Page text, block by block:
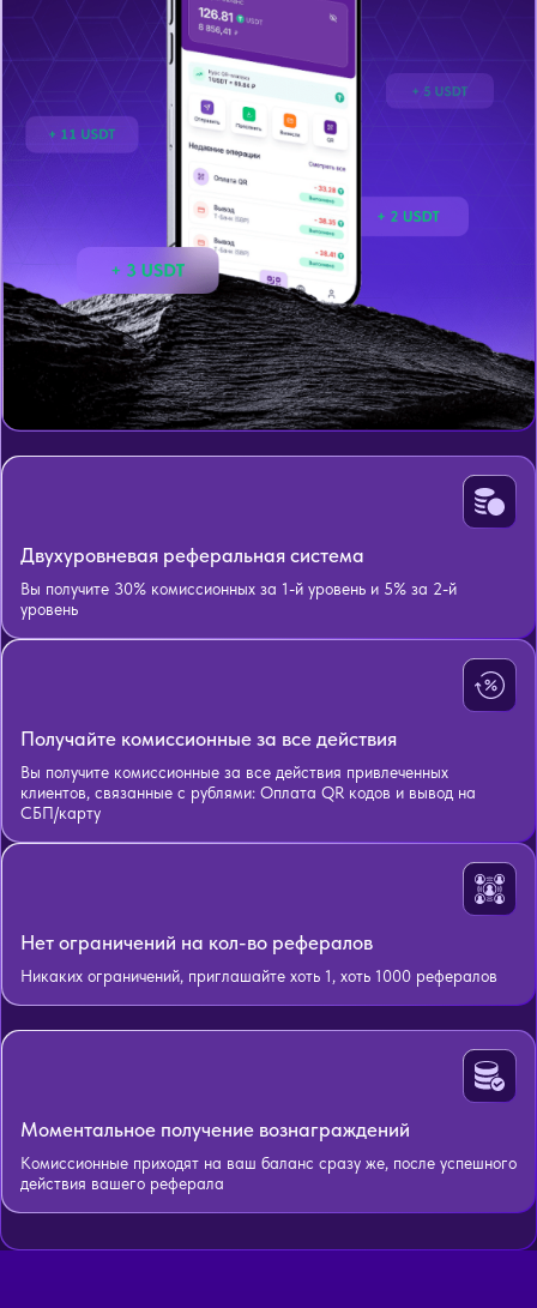
Двухуровневая реферальная система
Вы получите 30% комиссионных за 1-й уровень и 5% за 2-й
уровень
Получайте комиссионные за все действия
Вы получите комиссионные за все действия привлеченных
клиентов, связанные с рублями: Оплата QR кодов и вывод на
СБП/карту
Нет ограничений на кол-во рефералов
Никаких ограничений, приглашайте хоть 1, хоть 1000 рефералов
Моментальное получение вознаграждений
Комиссионные приходят на ваш баланс сразу же, после успешного
действия вашего реферала